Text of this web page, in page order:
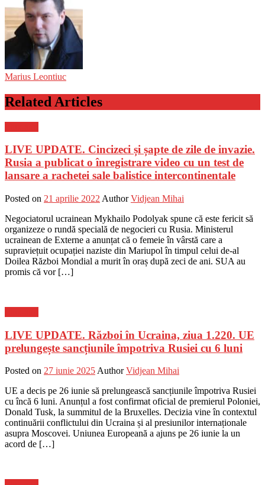
Marius Leontiuc
Related Articles
LIVE UPDATE. Cincizeci și șapte de zile de invazie.
Rusia a publicat o înregistrare video cu un test de
lansare a rachetei sale balistice intercontinentale
Posted on 21 aprilie 2022 Author Vidjean Mihai
Negociatorul ucrainean Mykhailo Podolyak spune că este fericit să
organizeze o rundă specială de negocieri cu Rusia. Ministerul
ucrainean de Externe a anunțat că o femeie în vârstă care a
supraviețuit ocupației naziste din Mariupol în timpul celui de-al
Doilea Război Mondial a murit în oraș după zeci de ani. SUA au
promis că vor […]
LIVE UPDATE. Război în Ucraina, ziua 1.220. UE
prelungește sancțiunile împotriva Rusiei cu 6 luni
Posted on 27 iunie 2025Author Vidjean Mihai
UE a decis pe 26 iunie să prelungească sancțiunile împotriva Rusiei
cu încă 6 luni. Anunțul a fost confirmat oficial de premierul Poloniei,
Donald Tusk, la summitul de la Bruxelles. Decizia vine în contextul
continuării conflictului din Ucraina și al presiunilor internaționale
asupra Moscovei. Uniunea Europeană a ajuns pe 26 iunie la un
acord de […]